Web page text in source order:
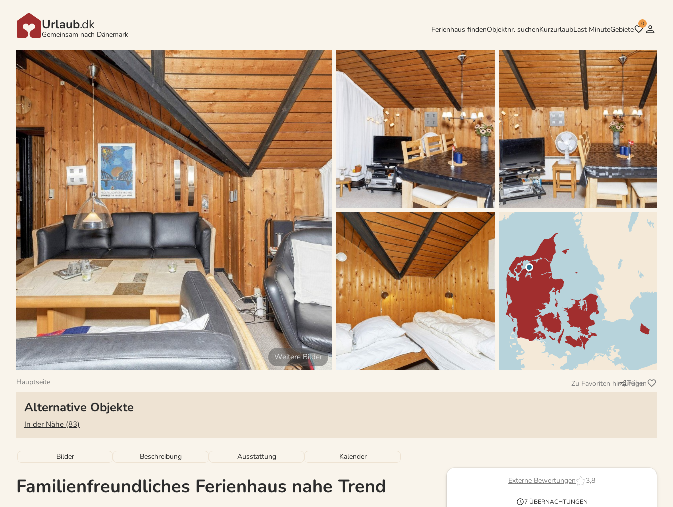
Urlaub.dk
Gemeinsam nach Dänemark
Ferienhaus findenObjektnr. suchenKurzurlaubLast MinuteGebiete
0
Hauptseite Zu Favoriten hinzufügen
Teilen
Alternative Objekte
In der Nähe (83)
Bilder Beschreibung Ausstattung Kalender
Familienfreundliches Ferienhaus nahe Trend Externe Bewertungen 3,8
7 ÜBERNACHTUNGEN